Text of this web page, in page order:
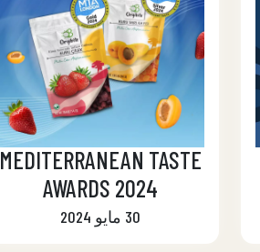
MEDITERRANEAN TASTE
AWARDS 2024
30 مايو 2024